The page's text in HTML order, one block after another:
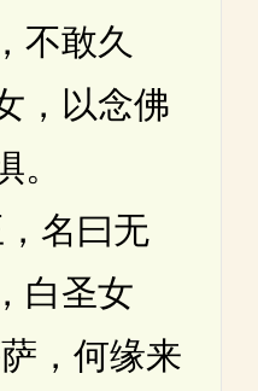
不敢久
，以念佛
。
名曰无
白圣女
，何缘来